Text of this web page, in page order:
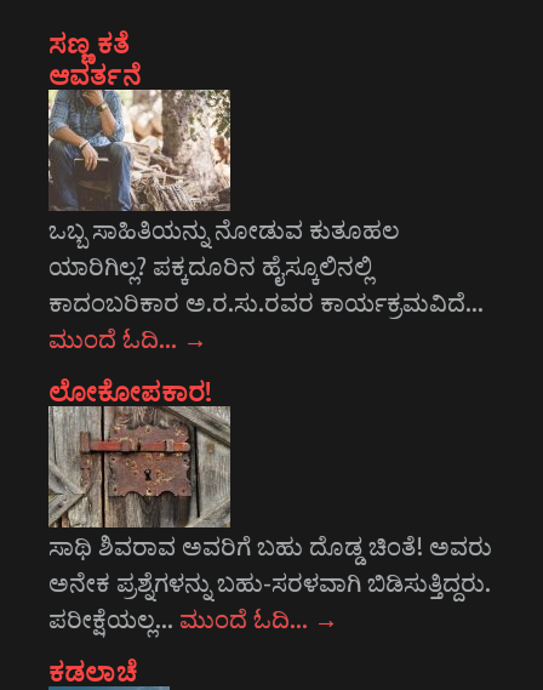
ಸಣ್ಣ ಕತೆ
ಆವರ್ತನೆ
ಒಬ್ಬ ಸಾಹಿತಿಯನ್ನು ನೋಡುವ ಕುತೂಹಲ
ಯಾರಿಗಿಲ್ಲ? ಪಕ್ಕದೂರಿನ ಹೈಸ್ಕೂಲಿನಲ್ಲಿ
ಕಾದಂಬರಿಕಾರ ಅ.ರ.ಸು.ರವರ ಕಾರ್ಯಕ್ರಮವಿದೆ…
ಮುಂದೆ ಓದಿ… →
ಲೋಕೋಪಕಾರ!
ಸಾಥಿ ಶಿವರಾವ ಅವರಿಗೆ ಬಹು ದೊಡ್ಡ ಚಿಂತೆ! ಅವರು
ಅನೇಕ ಪ್ರಶ್ನೆಗಳನ್ನು ಬಹು-ಸರಳವಾಗಿ ಬಿಡಿಸುತ್ತಿದ್ದರು.
ಪರೀಕ್ಷೆಯಲ್ಲ… ಮುಂದೆ ಓದಿ… →
ಕಡಲಾಚೆ